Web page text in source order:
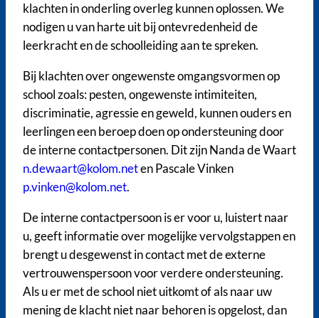
klachten in onderling overleg kunnen oplossen. We
nodigen u van harte uit bij ontevredenheid de
leerkracht en de schoolleiding aan te spreken.
Bij klachten over ongewenste omgangsvormen op
school zoals: pesten, ongewenste intimiteiten,
discriminatie, agressie en geweld, kunnen ouders en
leerlingen een beroep doen op ondersteuning door
de interne contactpersonen. Dit zijn Nanda de Waart
n.dewaart@kolom.neten Pascale Vinken
p.vinken@kolom.net.
De interne contactpersoon is er voor u, luistert naar
u, geeft informatie over mogelijke vervolgstappen en
brengt u desgewenst in contact met de externe
vertrouwenspersoon voor verdere ondersteuning.
Als u er met de school niet uitkomt of als naar uw
mening de klacht niet naar behoren is opgelost, dan